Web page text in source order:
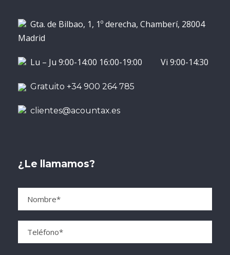
Gta. de Bilbao, 1, 1º derecha, Chamberí, 28004
Madrid
Lu – Ju 9:00-14:00 16:00-19:00 Vi 9:00-14:30
Gratuito +34 900 264 785
clientes@acountax.es
¿Le llamamos?